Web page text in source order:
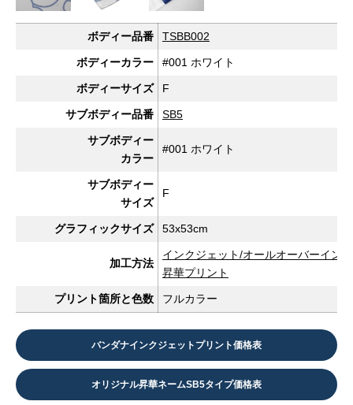
ボディー品番 TSBB002
ボディーカラー #001 ホワイト
ボディーサイズ F
サブボディー品番 SB5
サブボディー
カラー
#001 ホワイト
サブボディー
サイズ
F
グラフィックサイズ 53x53cm
加工方法
インクジェット/オールオーバーイン
昇華プリント
プリント箇所と色数 フルカラー
バンダナインクジェットプリント価格表
オリジナル昇華ネームSB5タイプ価格表